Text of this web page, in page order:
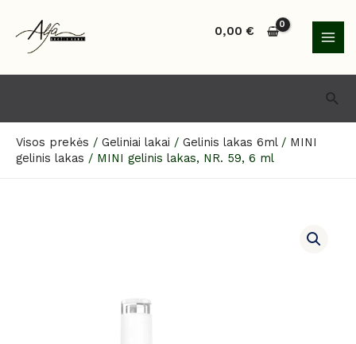
turinio
0,00€
Visos prekės / Geliniai lakai / Gelinis lakas 6ml/ MINI
gelinis lakas / MINI gelinis lakas, NR. 59, 6 ml